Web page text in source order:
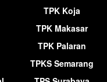
TPK Koja
TPK Makasar
TPK Palaran
TPKS Semarang